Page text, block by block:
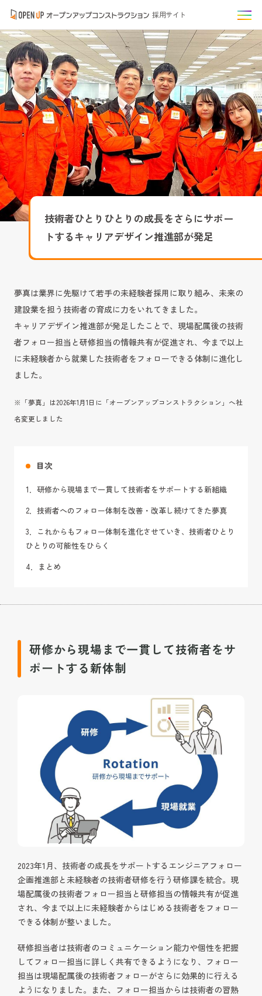
採用サイト
技術者ひとりひとりの成長をさらにサポー
トするキャリアデザイン推進部が発足
夢真は業界に先駆けて若手の未経験者採用に取り組み、未来の
建設業を担う技術者の育成に力をいれてきました。
キャリアデザイン推進部が発足したことで、現場配属後の技術
者フォロー担当と研修担当の情報共有が促進され、今まで以上
に未経験者から就業した技術者をフォローできる体制に進化し
ました。
※「夢真」は2026年1月1日に「オープンアップコンストラクション」へ社
名変更しました
目次
1．研修から現場まで一貫して技術者をサポートする新組織
2．技術者へのフォロー体制を改善・改革し続けてきた夢真
3．これからもフォロー体制を進化させていき、技術者ひとり
ひとりの可能性をひらく
4．まとめ
研修から現場まで一貫して技術者をサ
ポートする新体制
2023年1月、技術者の成長をサポートするエンジニアフォロー
企画推進部と未経験者の技術者研修を行う研修課を統合。現
場配属後の技術者フォロー担当と研修担当の情報共有が促進
され、今まで以上に未経験者からはじめる技術者をフォロー
できる体制が整いました。
研修担当者は技術者のコミュニケーション能力や個性を把握
してフォロー担当に詳しく共有できるようになり、フォロー
担当は現場配属後の技術者フォローがさらに効果的に行える
ようになりました。また、フォロー担当からは技術者の習熟